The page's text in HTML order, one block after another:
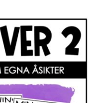
EXPANDERA
UNDERMENY